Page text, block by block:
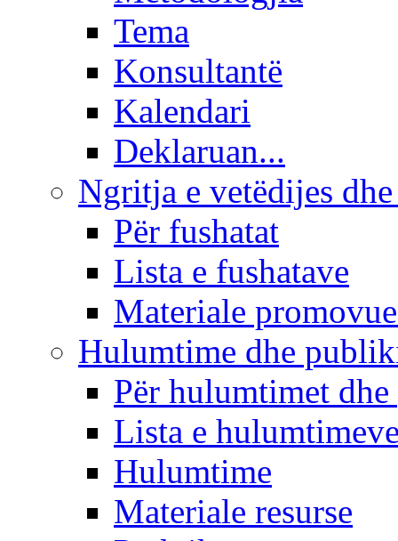
Tema
Konsultantë
Kalendari
Deklaruan...
Ngritja e vetëdijes
Për fushatat
Lista e fushatave
Materiale
Hulumtime dhe
Për hulumtimet
Lista e
Hulumtime
Materiale resurse